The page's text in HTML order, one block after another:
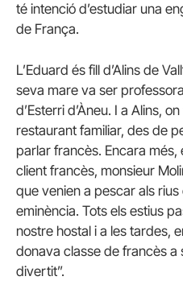
té intenció d’estudiar una
de França.
L’Eduard és fill d’Alins de
seva mare va ser
d’Esterri d’Àneu. I a Alins,
restaurant familiar, des de
parlar francès. Encara més,
client francès, monsieur
que venien a pescar als
eminència. Tots els estius
nostre hostal i a les tardes,
donava classe de francès a
divertit”.